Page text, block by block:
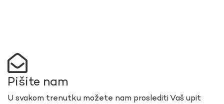
Pišite nam
U svakom trenutku možete nam proslediti Vaš upit